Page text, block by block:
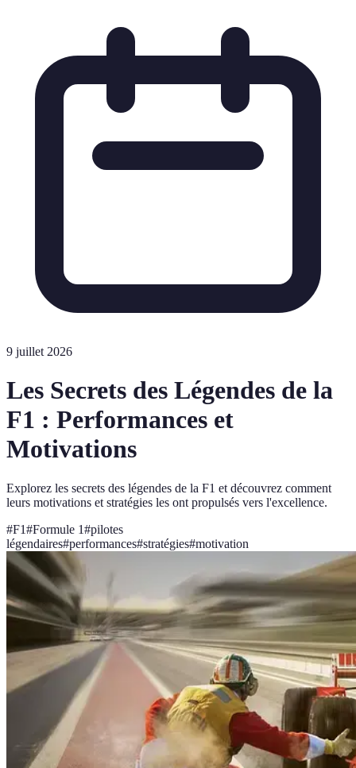
9 juillet 2026
Les Secrets des Légendes de la
F1 : Performances et
Motivations
Explorez les secrets des légendes de la F1 et découvrez comment
leurs motivations et stratégies les ont propulsés vers l'excellence.
#F1#Formule 1#pilotes
légendaires#performances#stratégies#motivation